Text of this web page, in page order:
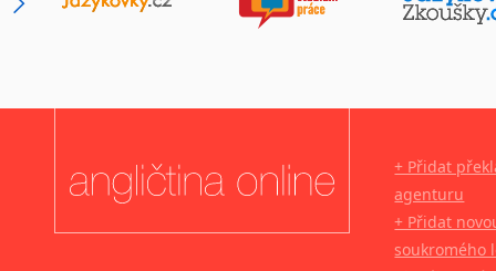
+ Přidat
agenturu
+ Přidat
soukromého